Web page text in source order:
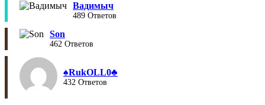
Вадимыч
489 Ответов
Son
462 Ответов
♠︎RukOLL0♣︎
432 Ответов